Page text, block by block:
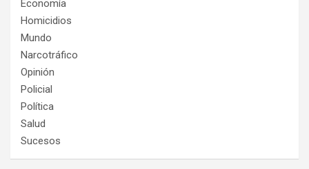
Economía
Homicidios
Mundo
Narcotráfico
Opinión
Policial
Política
Salud
Sucesos